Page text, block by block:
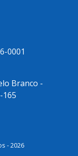
0001
Branco -
165
- 2026